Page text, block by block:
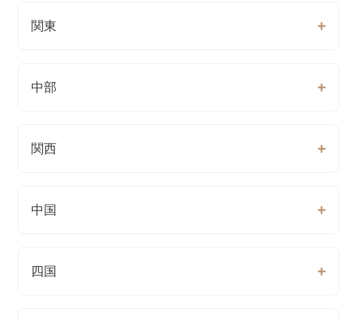
関東
中部
関西
中国
四国